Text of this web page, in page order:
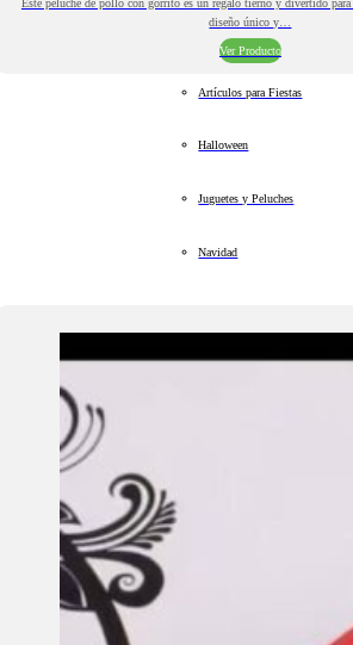
Este peluche de pollo con gorrito es un regalo tierno y divertido
diseño único y…
Ver Producto
Artículos para Fiestas
Halloween
Juguetes y Peluches
Navidad